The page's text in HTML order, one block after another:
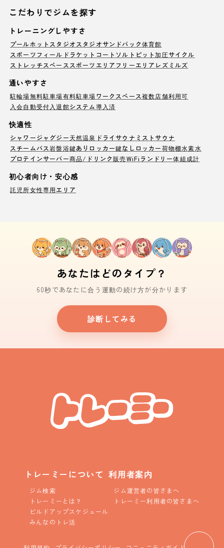
こだわりでジムを探す
トレーニングしやすさ
プールホットスタジオ スタジオサンドバック体育館
スポーツフィールド ラケットコート ソルトピット加圧サイクル
ストレッチスペース スポーツエリア フリーエリア レズミルズ
通いやすさ
駐輪場無料駐車場有料駐車場ワークスペース複数店舗利用可
入会自動受付 入退館システム導入済
快適性
シャワージャグジー天然温泉 ドライサウナ ミストサウナ
スチームバス岩盤浴鍵ありロッカー鍵なしロッカー荷物棚水素水
プロテインサーバー商品/ドリンク販売WiFi ランドリー体組成計
初心者向け・安心感
託児所女性専用エリア
あなたはどのタイプ？
60秒であなたに合う運動の続け方が分かります
診断してみる
トレーミーについて
ジム検索
トレーミーとは？
ビルドアップスケジュール
みんなのトレ活
利用者案内
ジム運営者の皆さまへ
トレーミー利用者の皆さまへ